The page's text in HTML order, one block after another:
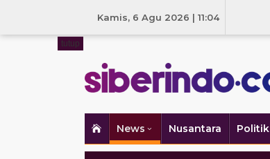
Kamis, 6 Agu 2026 | 11:04
News Nusantara Politik
tutup